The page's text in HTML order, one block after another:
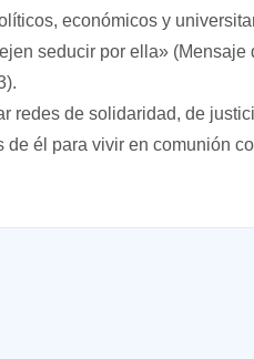
económicos y
seducir por ella» (Mensaje
redes de solidaridad, de
él para vivir en comunión